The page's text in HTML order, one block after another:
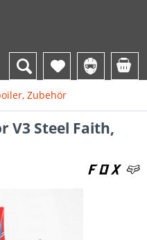
Zubehör
V3 Steel Faith,